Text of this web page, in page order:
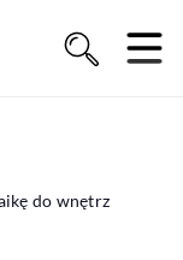
do wnętrz